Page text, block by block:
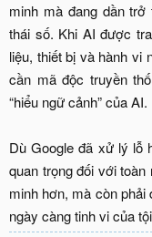
minh mà đang dần trở
thái số. Khi AI được
liệu, thiết bị và hành vi
cần mã độc truyền
“hiểu ngữ cảnh” của AI.
Dù Google đã xử lý lỗ
quan trọng đối với
minh hơn, mà còn
ngày càng tinh vi của